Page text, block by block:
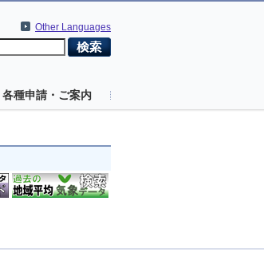
Other Languages
各種申請・ご案内